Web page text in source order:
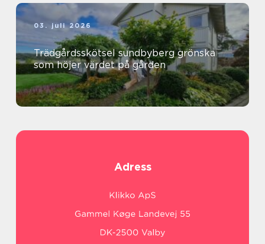
03. juli 2026
Trädgårdsskötsel sundbyberg grönska
som höjer värdet på gården
Adress